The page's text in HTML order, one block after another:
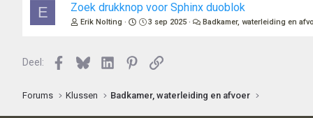
E Zoek drukknop voor Sphinx duoblok
Erik Nolting 3 sep 2025 Badkamer, waterleiding en
Deel: Facebook
BlueskyLinkedInPinterest
Link
Forums Klussen Badkamer, waterleiding en afvoer